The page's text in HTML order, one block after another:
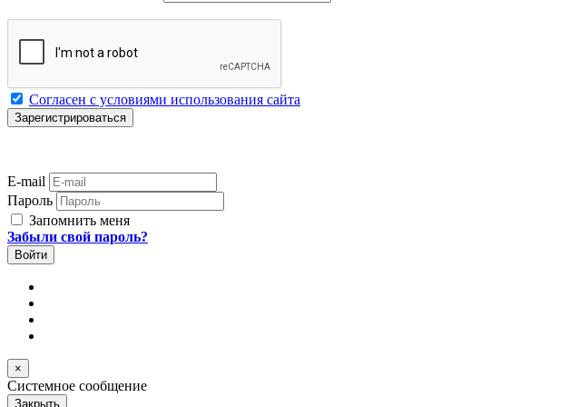
Согласен с условиями использования сайта
E-mail
Пароль
Запомнить меня
Забыли свой пароль?
×
Системное сообщение
Закрыть